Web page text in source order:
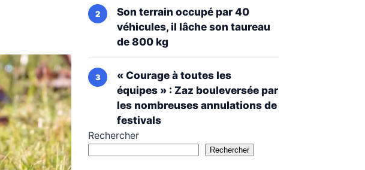
Son terrain occupé par 40
véhicules, il lâche son taureau
de 800 kg
« Courage à toutes les
équipes » : Zaz bouleversée par
les nombreuses annulations de
festivals
Rechercher
Rechercher